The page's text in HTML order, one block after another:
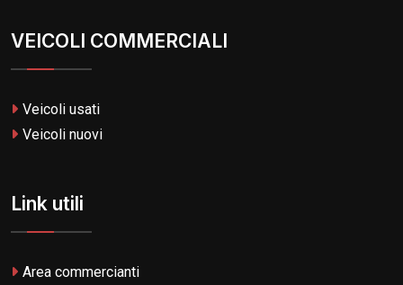
VEICOLI COMMERCIALI
Veicoli usati
Veicoli nuovi
Link utili
Area commercianti